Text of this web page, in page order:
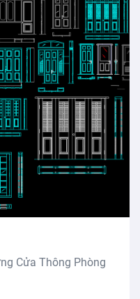
Cửa Thông Phòng